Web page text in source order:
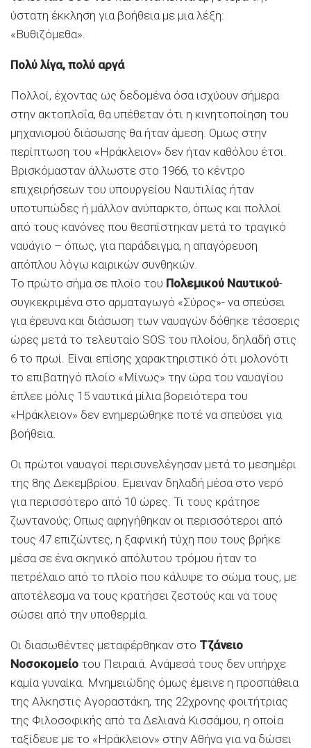
ύστατη έκκληση για βοήθεια με μια λέξη:
«Βυθιζόμεθα».
Πολύ λίγα, πολύ αργά
Πολλοί, έχοντας ως δεδομένα όσα ισχύουν σήμερα
στην ακτοπλοΐα, θα υπέθεταν ότι η κινητοποίηση του
μηχανισμού διάσωσης θα ήταν άμεση. Ομως στην
περίπτωση του «Ηράκλειον» δεν ήταν καθόλου έτσι.
Βρισκόμασταν άλλωστε στο 1966, το κέντρο
επιχειρήσεων του υπουργείου Ναυτιλίας ήταν
υποτυπώδες ή μάλλον ανύπαρκτο, όπως και πολλοί
από τους κανόνες που θεσπίστηκαν μετά το τραγικό
ναυάγιο – όπως, για παράδειγμα, η απαγόρευση
απόπλου λόγω καιρικών συνθηκών.
Το πρώτο σήμα σε πλοίο του Πολεμικού Ναυτικού-
συγκεκριμένα στο αρματαγωγό «Σύρος»- να σπεύσει
για έρευνα και διάσωση των ναυαγών δόθηκε τέσσερις
ώρες μετά το τελευταίο SOS του πλοίου, δηλαδή στις
6 το πρωί. Είναι επίσης χαρακτηριστικό ότι μολονότι
το επιβατηγό πλοίο «Μίνως» την ώρα του ναυαγίου
έπλεε μόλις 15 ναυτικά μίλια βορειότερα του
«Ηράκλειον» δεν ενημερώθηκε ποτέ να σπεύσει για
βοήθεια.
Οι πρώτοι ναυαγοί περισυνελέγησαν μετά το μεσημέρι
της 8ης Δεκεμβρίου. Εμειναν δηλαδή μέσα στο νερό
για περισσότερο από 10 ώρες. Τι τους κράτησε
ζωντανούς; Οπως αφηγήθηκαν οι περισσότεροι από
τους 47 επιζώντες, η ξαφνική τύχη που τους βρήκε
μέσα σε ένα σκηνικό απόλυτου τρόμου ήταν το
πετρέλαιο από το πλοίο που κάλυψε το σώμα τους, με
αποτέλεσμα να τους κρατήσει ζεστούς και να τους
σώσει από την υποθερμία.
Οι διασωθέντες μεταφέρθηκαν στο Τζάνειο
Νοσοκομείο του Πειραιά. Ανάμεσά τους δεν υπήρχε
καμία γυναίκα. Μνημειώδης όμως έμεινε η προσπάθεια
της Αλκηστις Αγοραστάκη, της 22χρονης φοιτήτριας
της Φιλοσοφικής από τα Δελιανά Κισσάμου, η οποία
ταξίδευε με το «Ηράκλειον» στην Αθήνα για να δώσει